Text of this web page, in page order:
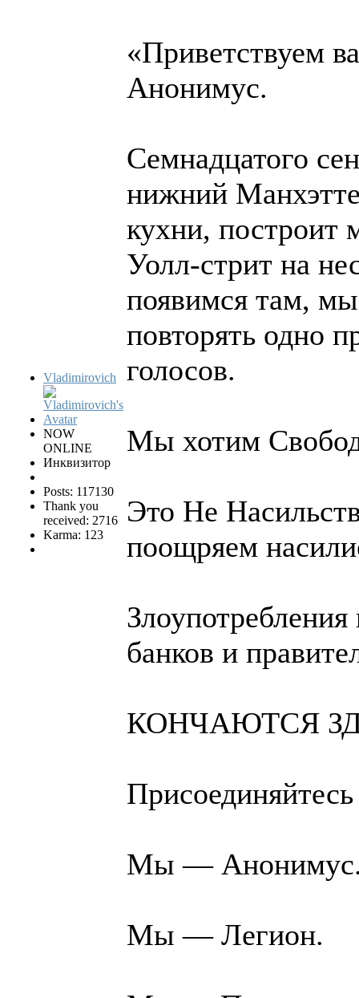
Vladimirovich
NOW
ONLINE
Инквизитор
Posts: 117130
Thank you
received: 2716
Karma: 123
«Приветствуем
Анонимус.
Семнадцатого
нижний
кухни, построит
Уолл-стрит на
появимся там,
повторять одно
голосов.
Мы хотим
Это Не
поощряем
банков и
КОНЧАЮТСЯ
Мы —
Мы — Легион.